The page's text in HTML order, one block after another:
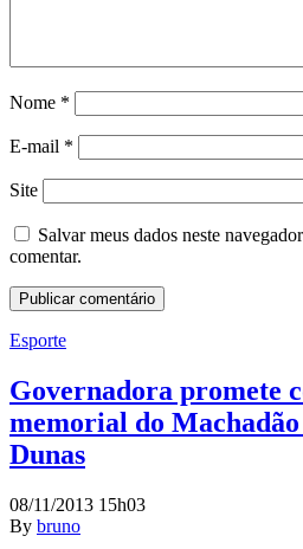
Nome *
E-mail *
Site
Salvar meus dados neste
comentar.
Esporte
Governadora promete
memorial do
Dunas
08/11/2013 15h03
By bruno